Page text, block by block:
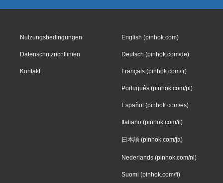
Nutzungsbedingungen
Datenschutzrichtlinien
Kontakt
English (pinhok.com)
Deutsch (pinhok.com/de)
Français (pinhok.com/fr)
Português (pinhok.com/pt)
Español (pinhok.com/es)
Italiano (pinhok.com/it)
日本語 (pinhok.com/ja)
Nederlands (pinhok.com/nl)
Suomi (pinhok.com/fi)